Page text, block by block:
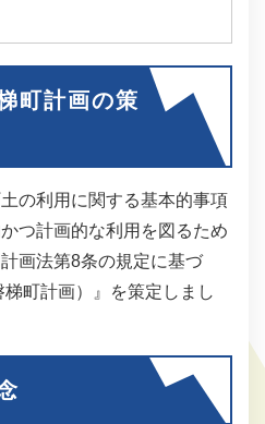
町計画の策
の利用に関する基本的事項
つ計画的な利用を図るため
画法第8条の規定に基づ
町計画）』を策定しまし